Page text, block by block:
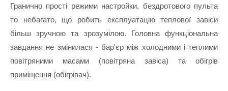
Гранично прості режими настройки, бездротового пульта
то небагато, що робить експлуатацію теплової завіси
більш зручною та зрозумілою. Головна функціональна
завдання не змінилася - бар'єр між холодними і теплими
повітряними масами (повітряна завіса) та обігрів
приміщення (обігрівач).